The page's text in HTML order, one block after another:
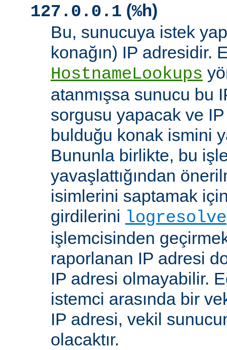
127.0.0.1 (%h)
Bu, sunucuya istek
konağın) IP adresidir.
HostnameLookups
atanmışsa sunucu bu
sorgusu yapacak ve
bulduğu konak ismini
Bununla birlikte, bu
yavaşlattığından
isimlerini saptamak
girdilerini logresolve
işlemcisinden
raporlanan IP adresi
IP adresi olmayabilir.
istemci arasında bir
IP adresi, vekil
olacaktır.